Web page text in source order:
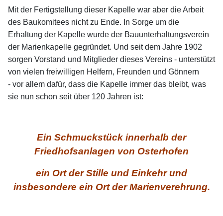
Mit der Fertigstellung dieser Kapelle war aber die Arbeit
des Baukomitees nicht zu Ende. In Sorge um die
Erhaltung der Kapelle wurde der Bauunterhaltungsverein
der Marienkapelle gegründet. Und seit dem Jahre 1902
sorgen Vorstand und Mitglieder dieses Vereins - unterstützt
von vielen freiwilligen Helfern, Freunden und Gönnern
- vor allem dafür, dass die Kapelle immer das bleibt, was
sie nun schon seit über 120 Jahren ist:
Ein Schmuckstück innerhalb der
Friedhofsanlagen von Osterhofen
ein Ort der Stille und Einkehr und
insbesondere ein Ort der Marienverehrung.